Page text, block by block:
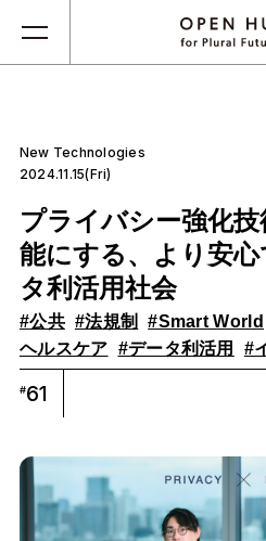
New Technologies
2024.11.15(Fri)
プライバシー強化
能にする、より安
タ利活用社会
#公共 #法規制 #Smart World
ヘルスケア #データ利活用 #
#61